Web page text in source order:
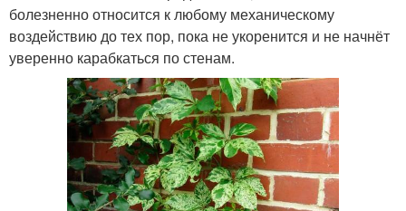
болезненно относится к любому механическому
воздействию до тех пор, пока не укоренится и не начнёт
уверенно карабкаться по стенам.